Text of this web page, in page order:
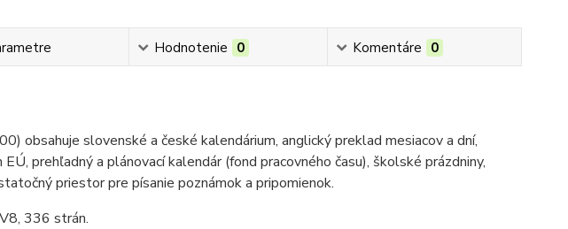
Hodnotenie 0 Komentáre 0
obsahuje slovenské a české kalendárium, anglický preklad mesiacov a dní,
prehľadný a plánovací kalendár (fond pracovného času), školské prázdniny,
priestor pre písanie poznámok a pripomienok.
336 strán.